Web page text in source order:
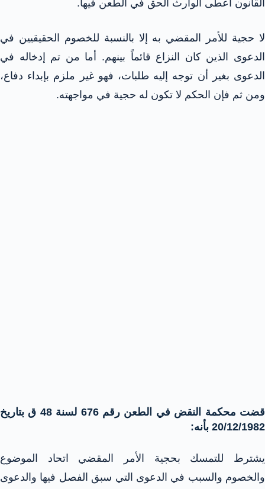
القانون أعطى الوارث الحق في الطعن فيها.
لا حجية للأمر المقضي به إلا بالنسبة للخصوم الحقيقيين في
الدعوى الذين كان النزاع قائماً بينهم. أما من تم إدخاله في
الدعوى بغير أن توجه إليه طلبات، فهو غير ملزم بإبداء دفاع،
ومن ثم فإن الحكم لا تكون له حجية في مواجهته.
قضت محكمة النقض في الطعن رقم 676 لسنة 48 ق بتاريخ
20/12/1982 بأنه:
يشترط للتمسك بحجية الأمر المقضي اتحاد الموضوع
والخصوم والسبب في الدعوى التي سبق الفصل فيها والدعوى